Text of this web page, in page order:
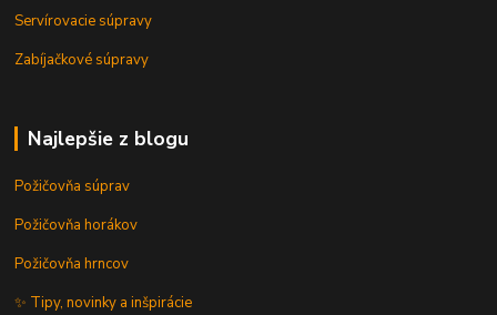
Servírovacie súpravy
Zabíjačkové súpravy
Najlepšie z blogu
Požičovňa súprav
Požičovňa horákov
Požičovňa hrncov
✨ Tipy, novinky a inšpirácie